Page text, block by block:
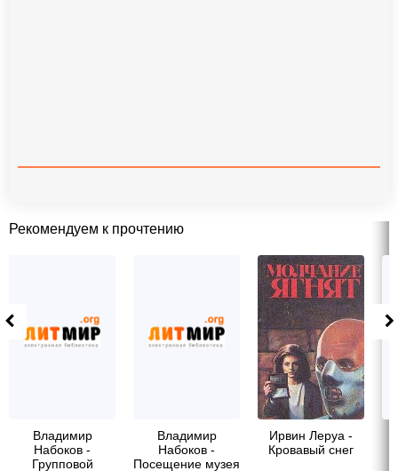
Рекомендуем к прочтению
Владимир
Набоков -
Групповой
Владимир
Набоков -
Посещение музея
Ирвин Леруа -
Кровавый снег